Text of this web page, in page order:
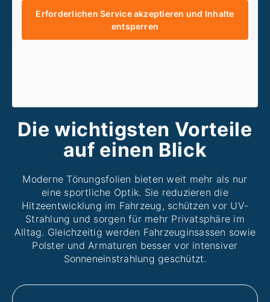
Erforderlichen Service akzeptieren und Inhalte
entsperren
Die wichtigsten Vorteile
auf einen Blick
Moderne Tönungsfolien bieten weit mehr als nur
eine sportliche Optik. Sie reduzieren die
Hitzeentwicklung im Fahrzeug, schützen vor UV-
Strahlung und sorgen für mehr Privatsphäre im
Alltag. Gleichzeitig werden Fahrzeuginsassen sowie
Polster und Armaturen besser vor intensiver
Sonneneinstrahlung geschützt.